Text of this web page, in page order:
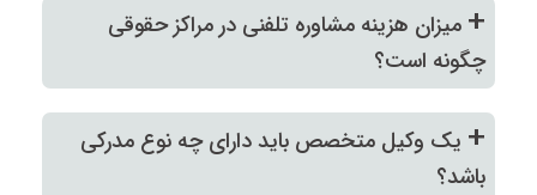
+ میزان هزینه مشاوره تلفنی در مراکز حقوقی
چگونه است؟
+ یک وکیل متخصص باید دارای چه نوع مدرکی
باشد؟